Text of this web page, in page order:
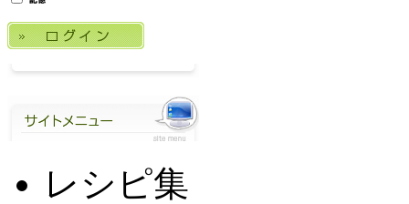
レシピ集